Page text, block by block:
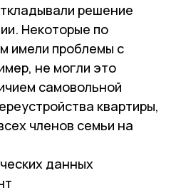
решение
Некоторые по
имели проблемы с
не могли это
самовольной
квартиры,
членов семьи на
данных